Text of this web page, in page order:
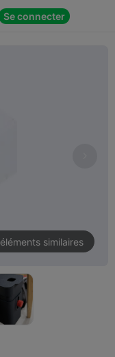
Se connecter
similaires